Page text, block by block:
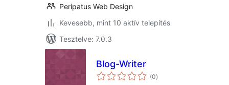
Peripatus Web Design
Kevesebb, mint 10 aktív telepítés
Tesztelve: 7.0.3
Blog-Writer
(0értékelés
összesen
)